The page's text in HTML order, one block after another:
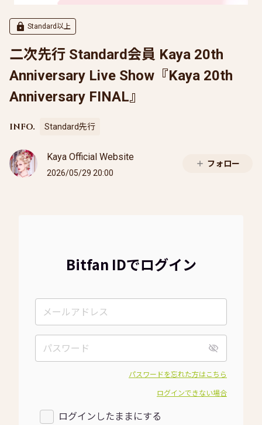
Standard以上
二次先行 Standard会員 Kaya 20th
Anniversary Live Show『Kaya 20th
Anniversary FINAL』
INFO. Standard先行
Kaya Official Website
2026/05/29 20:00
フォロー
Bitfan IDでログイン
パスワードを忘れた方はこちら
ログインできない場合
ログインしたままにする